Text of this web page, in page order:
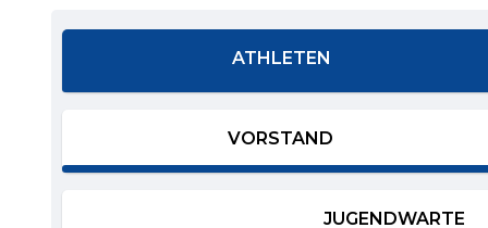
ATHLETEN
VORSTAND
JUGENDWARTE